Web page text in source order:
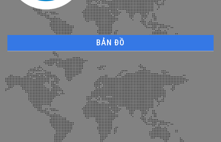
BẢN ĐỒ